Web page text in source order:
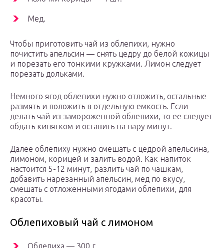
Мед.
Чтобы приготовить чай из облепихи, нужно
почистить апельсин — снять цедру до белой кожицы
и порезать его тонкими кружками. Лимон следует
порезать дольками.
Немного ягод облепихи нужно отложить, остальные
размять и положить в отдельную емкость. Если
делать чай из замороженной облепихи, то ее следует
обдать кипятком и оставить на пару минут.
Далее облепиху нужно смешать с цедрой апельсина,
лимоном, корицей и залить водой. Как напиток
настоится 5-12 минут, разлить чай по чашкам,
добавить нарезанный апельсин, мед по вкусу,
смешать с отложенными ягодами облепихи, для
красоты.
Облепиховый чай с лимоном
Облепиха — 300 г